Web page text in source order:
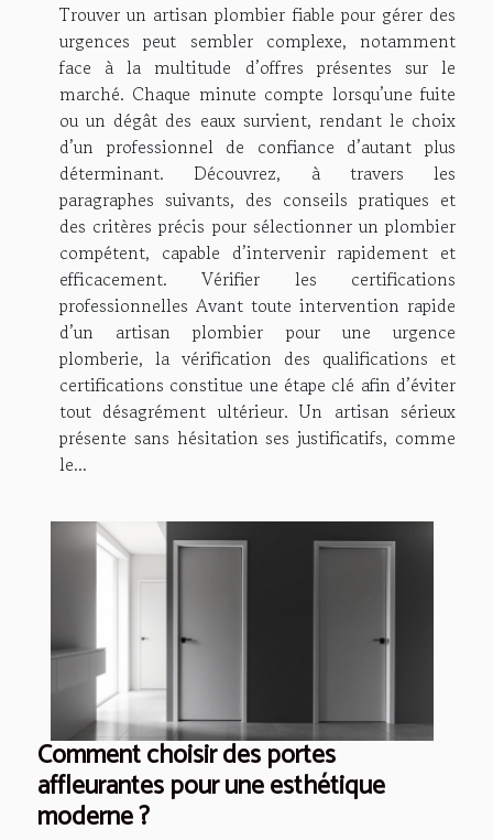
Trouver un artisan plombier fiable pour gérer des
urgences peut sembler complexe, notamment
face à la multitude d’offres présentes sur le
marché. Chaque minute compte lorsqu’une fuite
ou un dégât des eaux survient, rendant le choix
d’un professionnel de confiance d’autant plus
déterminant. Découvrez, à travers les
paragraphes suivants, des conseils pratiques et
des critères précis pour sélectionner un plombier
compétent, capable d’intervenir rapidement et
efficacement. Vérifier les certifications
professionnelles Avant toute intervention rapide
d’un artisan plombier pour une urgence
plomberie, la vérification des qualifications et
certifications constitue une étape clé afin d’éviter
tout désagrément ultérieur. Un artisan sérieux
présente sans hésitation ses justificatifs, comme
le...
Comment choisir des portes
affleurantes pour une esthétique
moderne ?